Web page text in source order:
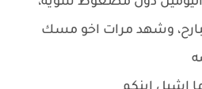
وشهد مرات اخو مسك